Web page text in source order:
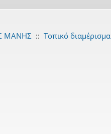
ΜΑΝΗΣ :: Τοπικό διαμέρισμα